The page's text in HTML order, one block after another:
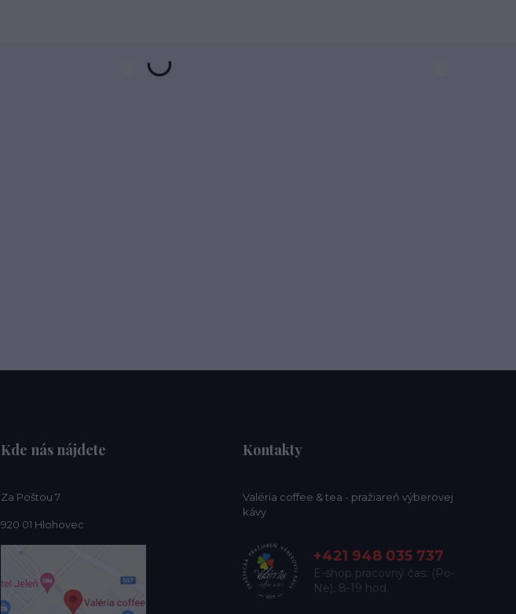
Kde nás nájdete
Za Poštou 7
920 01 Hlohovec
Kontakty
Valéria coffee & tea - pražiareň výberovej
kávy
+421 948 035 737
E-shop pracovný čas: (Po-
Ne), 8-19 hod.